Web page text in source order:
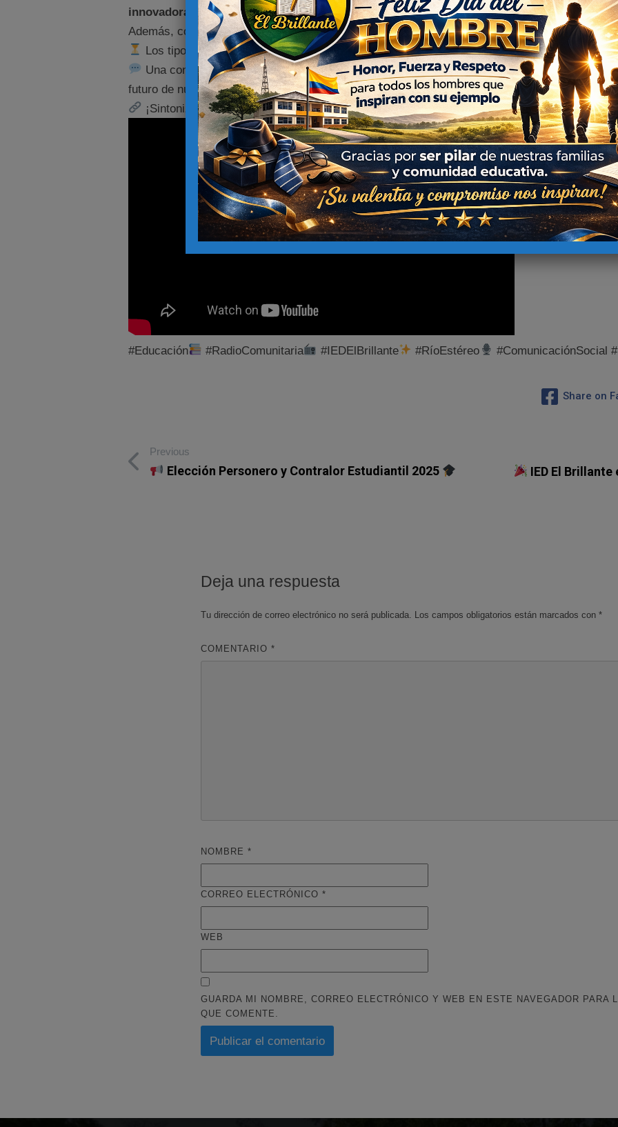
innovadoras en las escuelas, que fomenten la curiosidad y el aprendizaje activo en los niños
Además, compartió interesantes datos sobre:
Los países que mejor remuneran a sus
Los tipos de periodos de pago más comunes en el mundo laboral
Una conversación que no solo enriquece el debate educativo, sino que también promueve
futuro de nuestros estudiantes.
¡Sintoniza, reflexiona y crezcamos juntos como comunidad educativa!
#Educación #RadioComunitaria #IEDElBrillante #RíoEstéreo #ComunicaciónSocial
Share on
Previous
Elección Personero y Contralor Estudiantil 2025 IED El
Deja una respuesta
Tu dirección de correo electrónico no será publicada. Los campos obligatorios están marcados con*
COMENTARIO*
NOMBRE*
CORREO ELECTRÓNICO*
WEB
GUARDA MI NOMBRE, CORREO ELECTRÓNICO Y WEB EN ESTE NAVEGADOR PARA
QUE COMENTE.